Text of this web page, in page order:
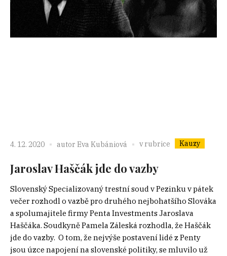
4. 12. 2020 autor Eva Kubániová v rubrice Kauzy
Jaroslav Haščák jde do vazby
Slovenský Specializovaný trestní soud v Pezinku v pátek
večer rozhodl o vazbě pro druhého nejbohatšího Slováka
a spolumajitele firmy Penta Investments Jaroslava
Haščáka. Soudkyně Pamela Záleská rozhodla, že Haščák
jde do vazby. O tom, že nejvýše postavení lidé z Penty
jsou úzce napojení na slovenské politiky, se mluvilo už